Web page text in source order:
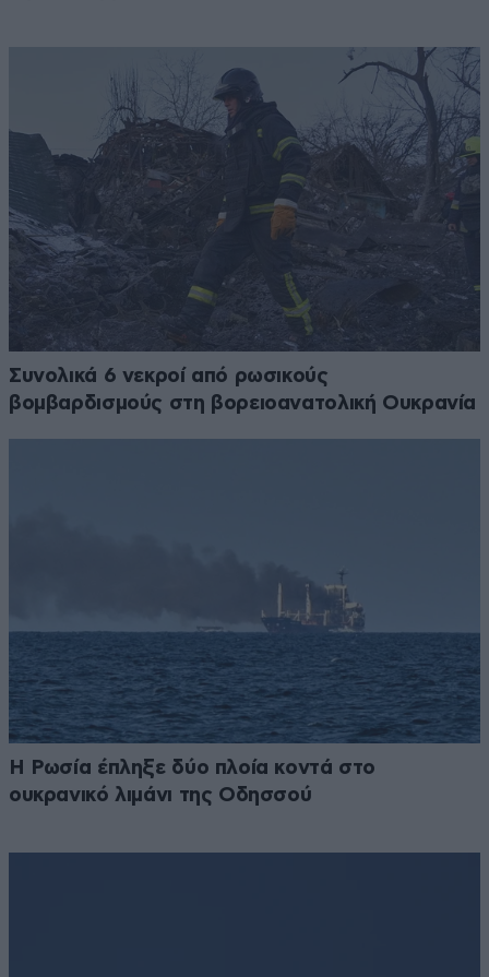
Συνολικά 6 νεκροί από ρωσικούς
βομβαρδισμούς στη βορειοανατολική Ουκρανία
Η Ρωσία έπληξε δύο πλοία κοντά στο
ουκρανικό λιμάνι της Οδησσού